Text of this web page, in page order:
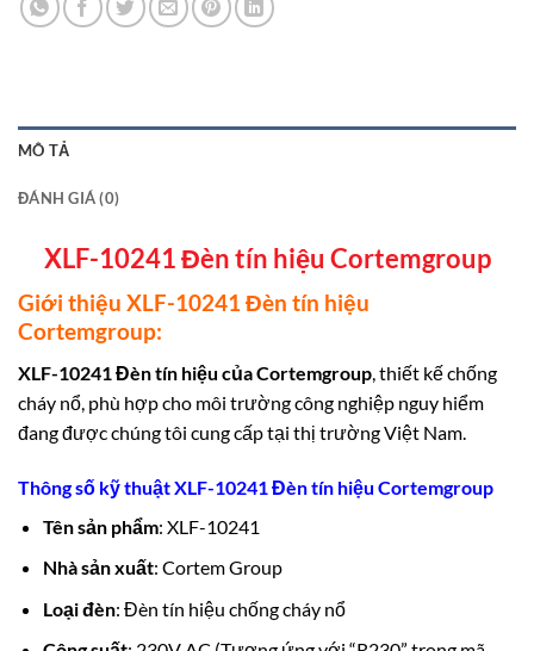
MÔ TẢ
ĐÁNH GIÁ (0)
XLF-10241 Đèn tín hiệu Cortemgroup
Giới thiệu XLF-10241 Đèn tín hiệu
Cortemgroup:
XLF-10241 Đèn tín hiệu củaCortemgroup , thiết kế chống
cháy nổ, phù hợp cho môi trường công nghiệp nguy hiểm
đang được chúng tôi cung cấp tại thị trường Việt Nam.
Thông số kỹ thuật XLF-10241 Đèn tín hiệu Cortemgroup
Tên sản phẩm: XLF-10241
Nhà sản xuất: Cortem Group
Loại đèn: Đèn tín hiệu chống cháy nổ